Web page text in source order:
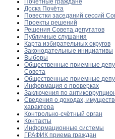
Почётные граждане
Доска Почёта
Повестки заседаний сессий
Проекты решений
Решения Совета депутатов
Публичные слушания
Карта избирательных округов
Законодательные инициативы
Выборы
Общественные приемные
Совета
Общественные приемные
Информация о проверках
Заключения по
Сведения о доходах,
характера
Контрольно-счётный орган
Контакты
Информационные системы
ГРАФИК приема граждан